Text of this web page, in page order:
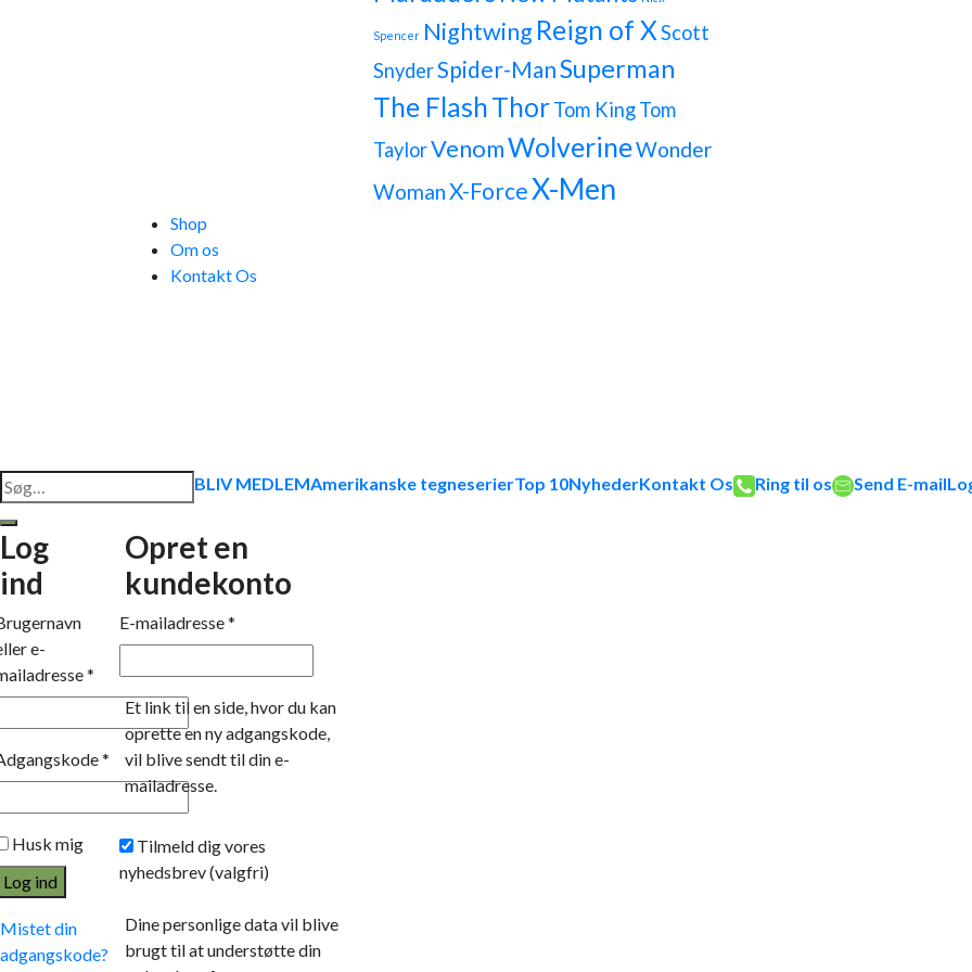
Spencer Nightwing Reign of XScott
SnyderSpider-ManSuperman
The FlashThor Tom King Tom
TaylorVenomWolverineWonder
WomanX-ForceX-Men
Shop
Om os
Kontakt Os
Søg
efter:
BLIV MEDLEMAmerikanske tegneserierTop 10NyhederKontakt Os Ring til os Send E-mail
Log
ind
e-
*
*
Husk mig
Log ind
Mistet din
adgangskode?
Opret en
kundekonto
E-mailadresse*
Et link til en side, hvor du kan
oprette en ny adgangskode,
vil blive sendt til din e-
mailadresse.
Tilmeld dig vores
nyhedsbrev(valgfri)
Dine personlige data vil blive
brugt til at understøtte din